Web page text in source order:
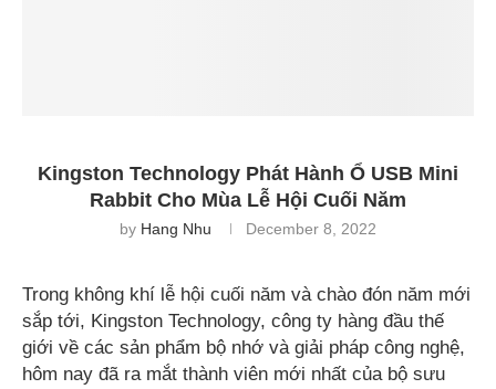
Kingston Technology Phát Hành Ổ USB Mini
Rabbit Cho Mùa Lễ Hội Cuối Năm
by Hang Nhu December 8, 2022
Trong không khí lễ hội cuối năm và chào đón năm mới
sắp tới, Kingston Technology, công ty hàng đầu thế
giới về các sản phẩm bộ nhớ và giải pháp công nghệ,
hôm nay đã ra mắt thành viên mới nhất của bộ sưu